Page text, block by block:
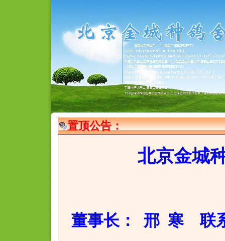
置顶公告：
北京金城
董事长 ： 邢 寒 联